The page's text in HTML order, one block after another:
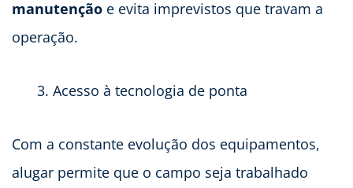
manutenção e evita imprevistos que travam a
operação.
Acesso à tecnologia de ponta
Com a constante evolução dos equipamentos,
alugar permite que o campo seja trabalhado